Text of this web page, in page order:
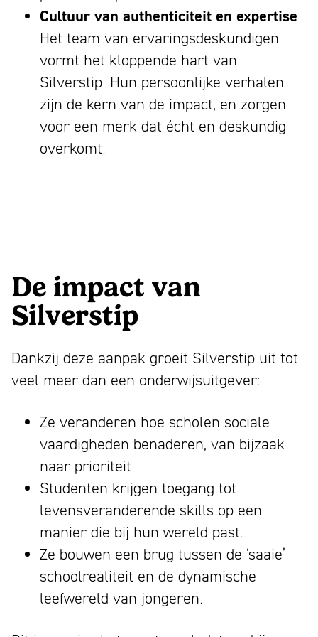
Cultuur van authenticiteit en expertise
Het team van ervaringsdeskundigen
vormt het kloppende hart van
Silverstip. Hun persoonlijke verhalen
zijn de kern van de impact, en zorgen
voor een merk dat écht en deskundig
overkomt.
De impact van
Silverstip
Dankzij deze aanpak groeit Silverstip uit tot
veel meer dan een onderwijsuitgever:
Ze veranderen hoe scholen sociale
vaardigheden benaderen, van bijzaak
naar prioriteit.
Studenten krijgen toegang tot
levensveranderende skills op een
manier die bij hun wereld past.
Ze bouwen een brug tussen de ‘saaie’
schoolrealiteit en de dynamische
leefwereld van jongeren.